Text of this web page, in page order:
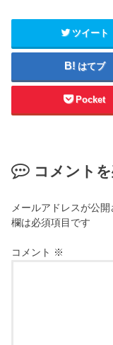
ツイート
はてブ
Pocket
コメント
メールアドレスが公開
欄は必須項目です
コメント ※